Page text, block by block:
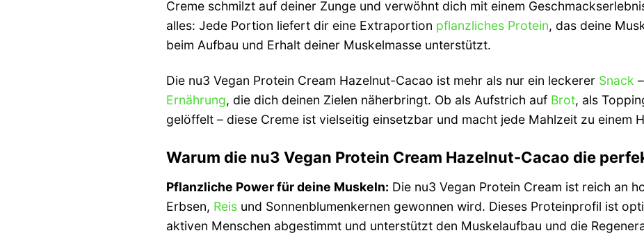
Creme schmilzt auf deiner Zunge und verwöhnt dich mit einem
alles: Jede Portion liefert dir eine Extraportion pflanzliches Protein, das deine
beim Aufbau und Erhalt deiner Muskelmasse unterstützt.
Die nu3 Vegan Protein Cream Hazelnut-Cacao ist mehr als nur ein leckerer Snack
Ernährung, die dich deinen Zielen näherbringt. Ob als Aufstrich auf Brot, als
gelöffelt – diese Creme ist vielseitig einsetzbar und macht jede Mahlzeit zu einem
Warum die nu3 Vegan Protein Cream Hazelnut-Cacao die
Pflanzliche Power für deine Muskeln: Die nu3 Vegan Protein Cream ist reich an
Erbsen, Reis und Sonnenblumenkernen gewonnen wird. Dieses Proteinprofil ist
aktiven Menschen abgestimmt und unterstützt den Muskelaufbau und die